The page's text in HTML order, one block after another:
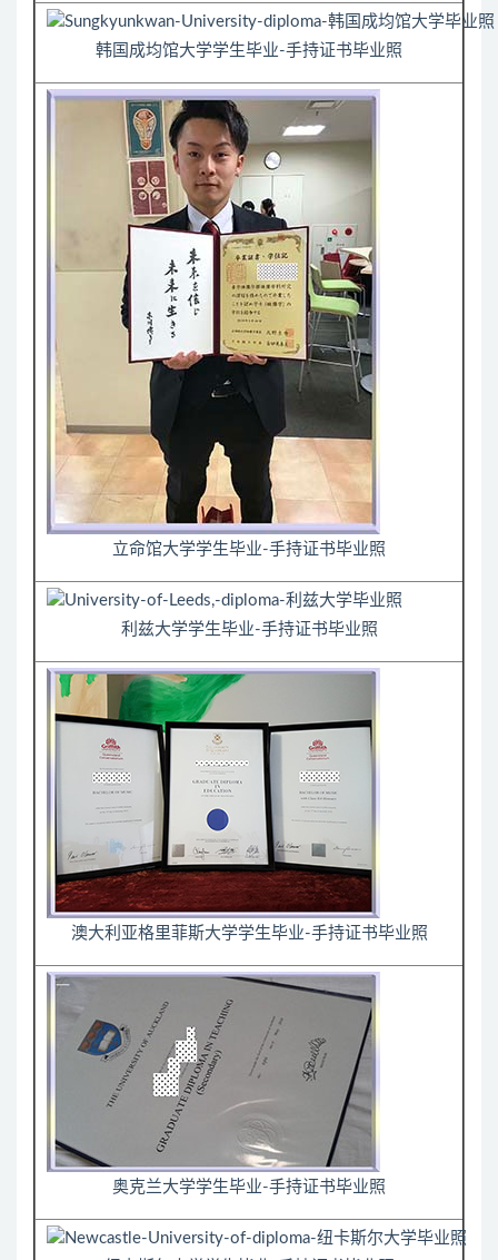
韩国成均馆大学学生毕业-手持证书毕业照
立命馆大学学生毕业-手持证书毕业照
利兹大学学生毕业-手持证书毕业照
澳大利亚格里菲斯大学学生毕业-手持证书毕业照
奥克兰大学学生毕业-手持证书毕业照